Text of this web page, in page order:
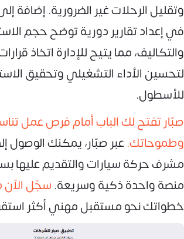
وتقليل الرحلات غير الضرورية. إضافة
في إعداد تقارير دورية توضح حجم
والتكاليف، مما يتيح للإدارة اتخاذ
لتحسين الأداء التشغيلي وتحقيق
للأسطول.
صبّار تفتح لك الباب أمام فرص عمل
وطموحاتك.عبر صبّار، يمكنك الوصول
مشرف حركة سيارات والتقديم عليها
منصة واحدة ذكية وسريعة. سجّل الآن
خطواتك نحو مستقبل مهني أكثر